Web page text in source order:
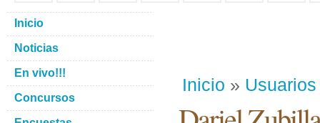
Inicio » Usuarios
Inicio
Noticias
En vivo!!!
Concursos